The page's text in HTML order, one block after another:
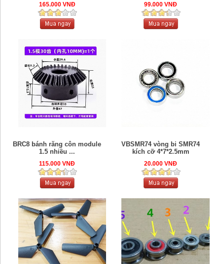
165.000 VNĐ 99.000 VNĐ
BRC8 bánh răng côn module
1.5 nhiều ...
115.000 VNĐ
VBSMR74 vòng bi SMR74
kích cỡ 4*7*2.5mm
20.000 VNĐ